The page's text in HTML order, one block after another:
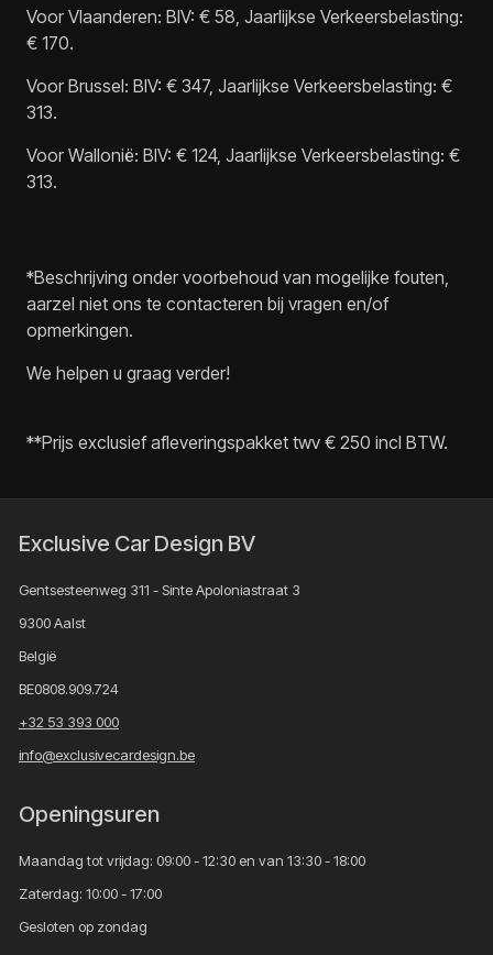
Voor Vlaanderen: BIV: € 58, Jaarlijkse Verkeersbelasting:
€ 170.
Voor Brussel: BIV: € 347, Jaarlijkse Verkeersbelasting: €
313.
Voor Wallonië: BIV: € 124, Jaarlijkse Verkeersbelasting: €
313.
*Beschrijving onder voorbehoud van mogelijke fouten,
aarzel niet ons te contacteren bij vragen en/of
opmerkingen.
We helpen u graag verder!
**Prijs exclusief afleveringspakket twv € 250 incl BTW.
Exclusive Car Design BV
Gentsesteenweg 311 - Sinte Apoloniastraat 3
9300 Aalst
België
BE0808.909.724
+32 53 393 000
info@exclusivecardesign.be
Openingsuren
Maandag tot vrijdag: 09:00 - 12:30 en van 13:30 - 18:00
Zaterdag: 10:00 - 17:00
Gesloten op zondag